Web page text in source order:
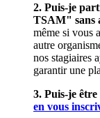
2. Puis-je
TSAM" sans
même si vous
autre
nos stagiaires
garantir une
3. Puis-je être
en vous